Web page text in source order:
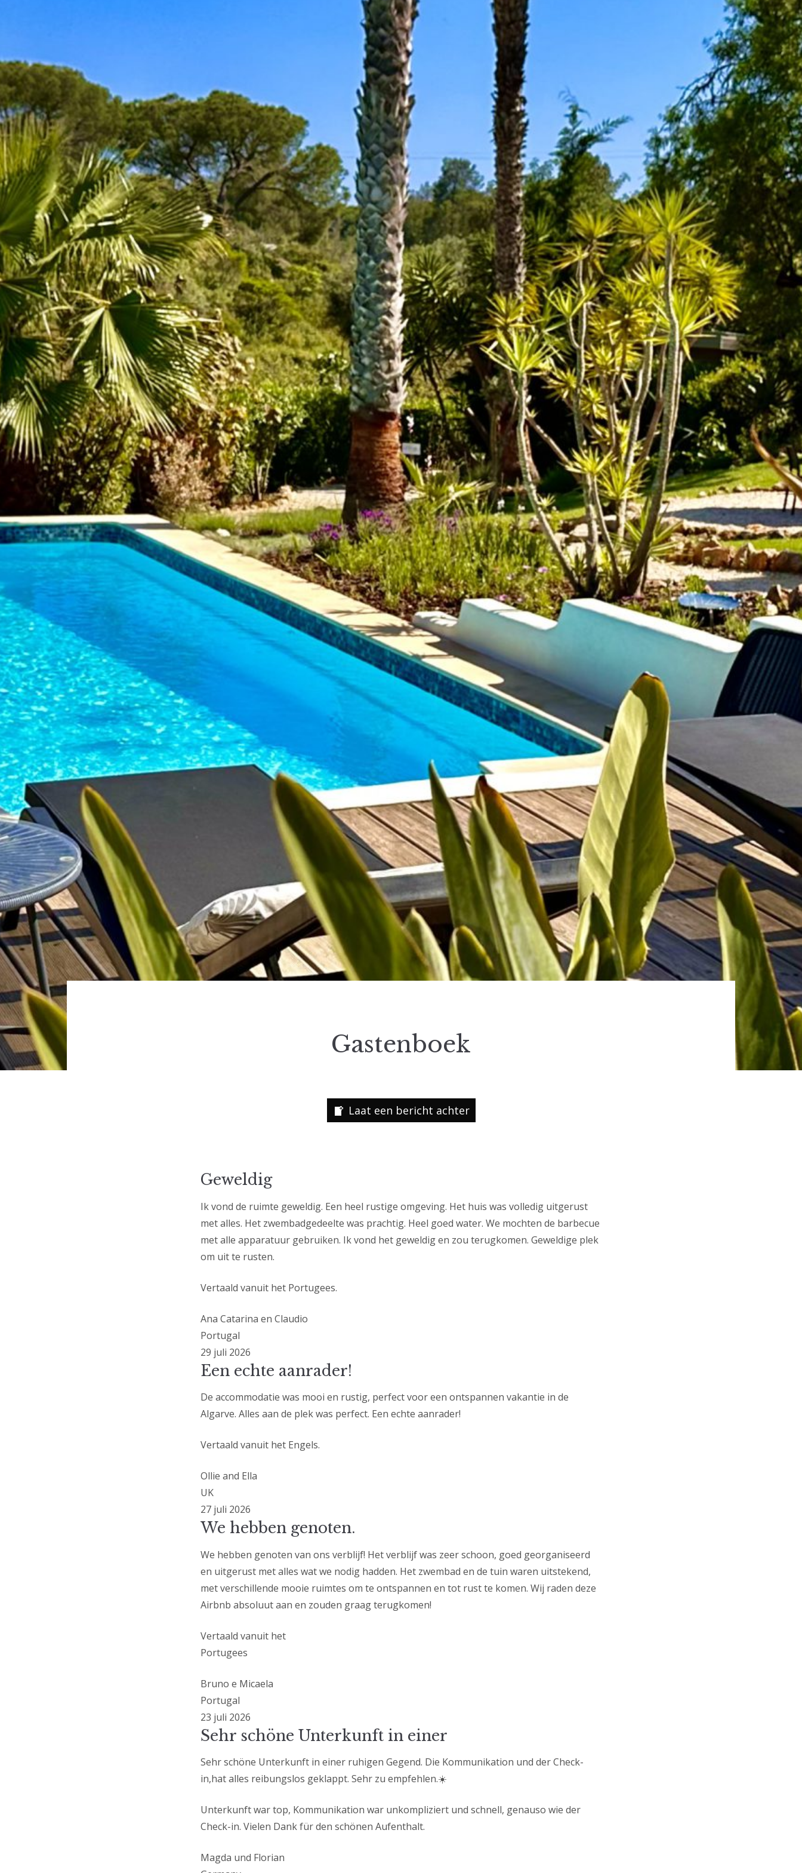
Gastenboek
Laat een bericht achter
Geweldig
Ik vond de ruimte geweldig. Een heel rustige omgeving. Het huis was volledig uitgerust
met alles. Het zwembadgedeelte was prachtig. Heel goed water. We mochten de barbecue
met alle apparatuur gebruiken. Ik vond het geweldig en zou terugkomen. Geweldige plek
om uit te rusten.
Vertaald vanuit het Portugees.
Ana Catarina en Claudio
Portugal
29 juli 2026
Een echte aanrader!
De accommodatie was mooi en rustig, perfect voor een ontspannen vakantie in de
Algarve. Alles aan de plek was perfect. Een echte aanrader!
Vertaald vanuit het Engels.
Ollie and Ella
UK
27 juli 2026
We hebben genoten.
We hebben genoten van ons verblijf! Het verblijf was zeer schoon, goed georganiseerd
en uitgerust met alles wat we nodig hadden. Het zwembad en de tuin waren uitstekend,
met verschillende mooie ruimtes om te ontspannen en tot rust te komen. Wij raden deze
Airbnb absoluut aan en zouden graag terugkomen!
Vertaald vanuit het
Portugees
Bruno e Micaela
Portugal
23 juli 2026
Sehr schöne Unterkunft in einer
Sehr schöne Unterkunft in einer ruhigen Gegend. Die Kommunikation und der Check-
in,hat alles reibungslos geklappt. Sehr zu empfehlen.☀️
Unterkunft war top, Kommunikation war unkompliziert und schnell, genauso wie der
Check-in. Vielen Dank für den schönen Aufenthalt.
Magda und Florian